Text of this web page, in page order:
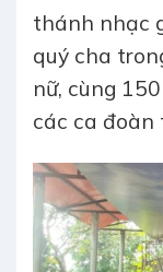
thánh nhạc
quý cha
nữ, cùng
các ca đoàn